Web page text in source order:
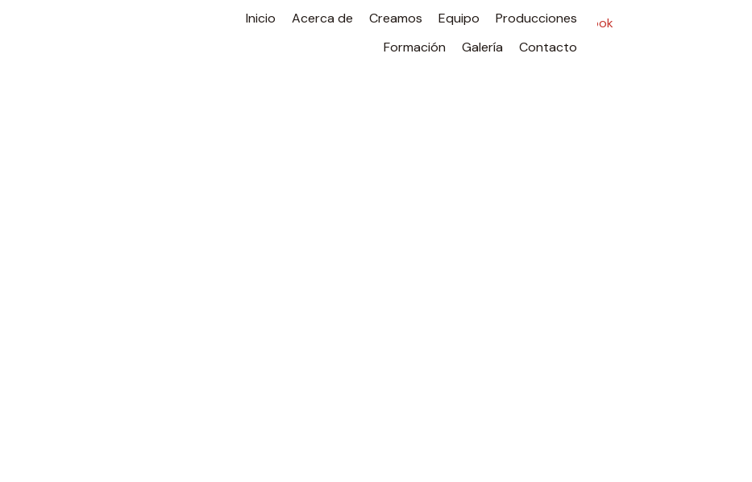
Inicio Acerca de Creamos Equipo
Producciones
Formación
Galería Contacto
Síguenos enFacebook